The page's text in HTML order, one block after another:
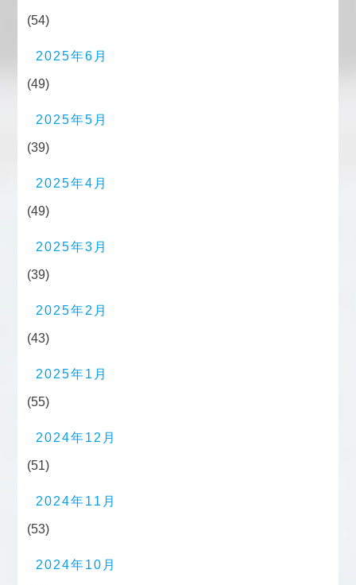
(54)
2025年6月
(49)
2025年5月
(39)
2025年4月
(49)
2025年3月
(39)
2025年2月
(43)
2025年1月
(55)
2024年12月
(51)
2024年11月
(53)
2024年10月